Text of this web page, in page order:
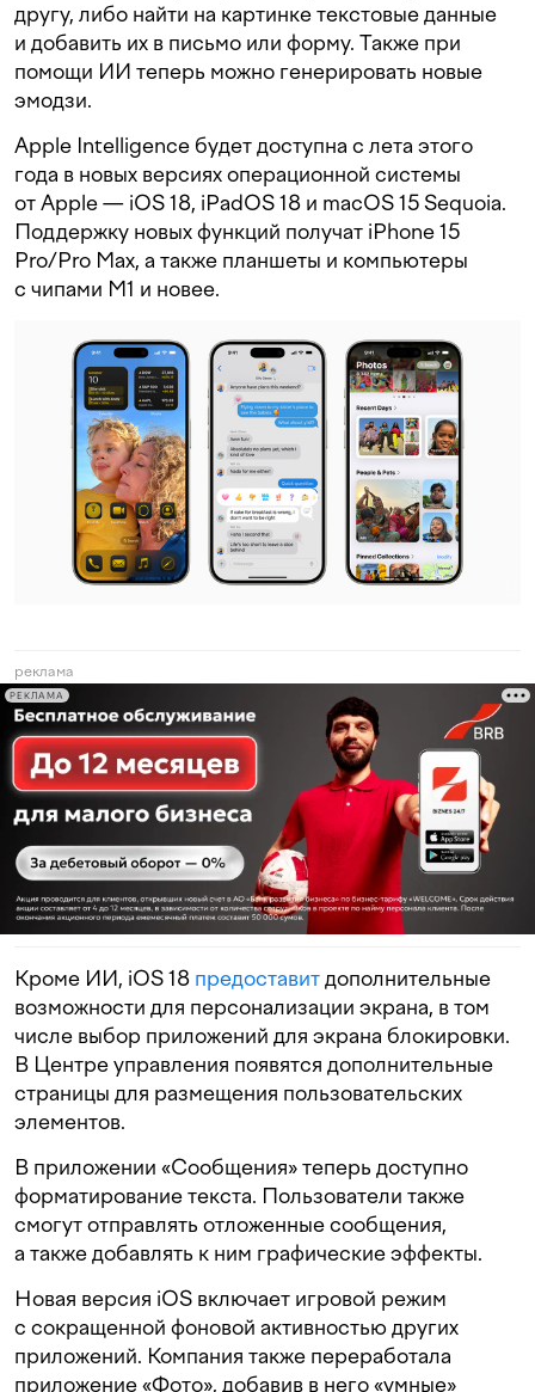
другу, либо найти на картинке текстовые данные
и добавить их в письмо или форму. Также при
помощи ИИ теперь можно генерировать новые
эмодзи.
Apple Intelligence будет доступна с лета этого
года в новых версиях операционной системы
от Apple — iOS 18, iPadOS 18 и macOS 15 Sequoia.
Поддержку новых функций получат iPhone 15
Pro/Pro Max, а также планшеты и компьютеры
с чипами M1 и новее.
реклама
РЕКЛАМА
Кроме ИИ, iOS 18 предоставитдополнительные
возможности для персонализации экрана, в том
числе выбор приложений для экрана блокировки.
В Центре управления появятся дополнительные
страницы для размещения пользовательских
элементов.
В приложении «Сообщения» теперь доступно
форматирование текста. Пользователи также
смогут отправлять отложенные сообщения,
а также добавлять к ним графические эффекты.
Новая версия iOS включает игровой режим
с сокращенной фоновой активностью других
приложений. Компания также переработала
приложение «Фото», добавив в него «умные»